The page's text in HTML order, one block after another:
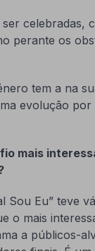
celebradas,
perante os
tem a na
evolução
mais
Sou Eu” teve
o mais
a públicos-